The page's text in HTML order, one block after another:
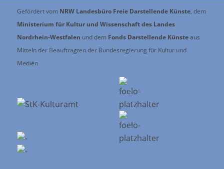
Gefördert vom NRW Landesbüro Freie Darstellende Künste, dem
Ministerium für Kultur und Wissenschaft des Landes
Nordrhein-Westfalen und dem Fonds Darstellende Künsteaus
Mitteln der Beauftragten der Bundesregierung für Kultur und
Medien